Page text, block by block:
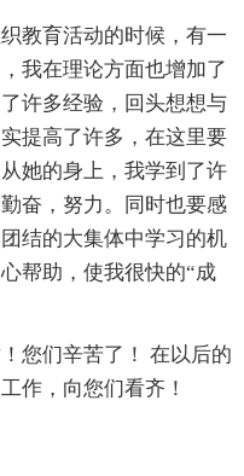
教育活动的时候，有一
我在理论方面也增加了
许多经验，回头想想与
提高了许多，在这里要
她的身上，我学到了许
奋，努力。同时也要感
结的大集体中学习的机
帮助，使我很快的“成
您们辛苦了！ 在以后的
作，向您们看齐！